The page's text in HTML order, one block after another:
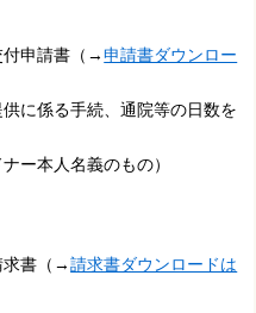
付申請書（→申請書ダウンロー
に係る手続、通院等の日数を
ー本人名義のもの）
求書（→請求書ダウンロードは